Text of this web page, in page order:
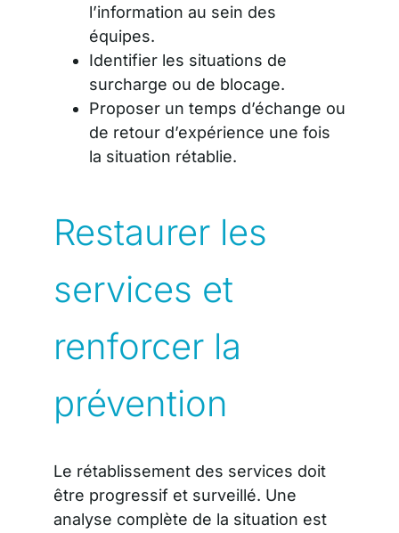
l’information au sein des
équipes.
Identifier les situations de
surcharge ou de blocage.
Proposer un temps d’échange ou
de retour d’expérience une fois
la situation rétablie.
Restaurer les
services et
renforcer la
prévention
Le rétablissement des services doit
être progressif et surveillé. Une
analyse complète de la situation est